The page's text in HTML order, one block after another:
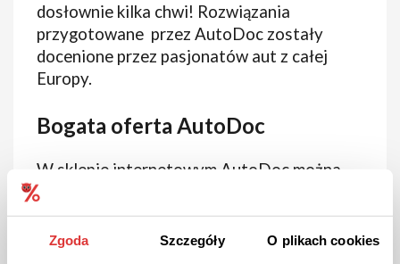
Zgoda Szczegóły O plikach cookies
dosłownie kilka chwi! Rozwiązania
przygotowane przez AutoDoc zostały
docenione przez pasjonatów aut z całej
Europy.
Bogata oferta AutoDoc
W sklepie internetowym AutoDoc można
znaleźć szeroki wybór części i dodatków do
samochodów osobowych, ciężarówek, a
także motocykli. Jak szukać konkretnych